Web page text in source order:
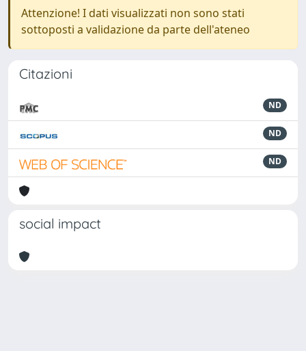
Attenzione! I dati visualizzati non sono stati
sottoposti a validazione da parte dell'ateneo
Citazioni
ND
ND
ND
social impact